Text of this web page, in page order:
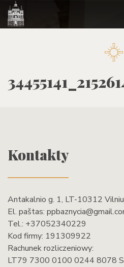
Kontakty
Antakalnio g. 1, LT-10312
El. paštas:
Tel.: +37052340229
Kod firmy: 191309922
Rachunek rozliczeniowy:
LT79 7300 0100 0244 8078